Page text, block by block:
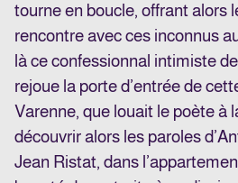
tourne en boucle, offrant alors
rencontre avec ces inconnus
là ce confessionnal intimiste
rejoue la porte d’entrée de
Varenne, que louait le poète à
découvrir alors les paroles
Jean Ristat, dans